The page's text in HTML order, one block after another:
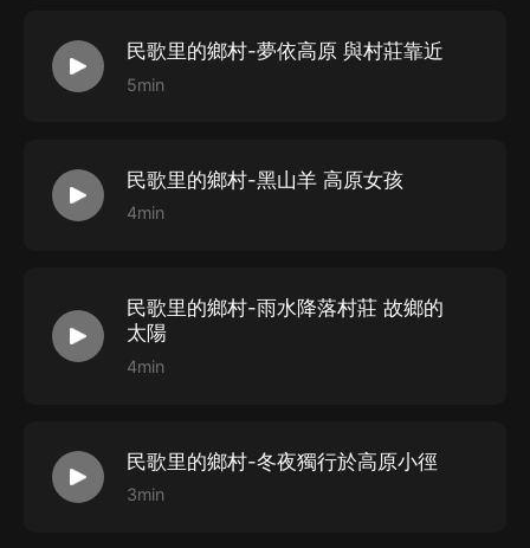
民歌里的鄉村-夢依高原 與村莊靠近
5min
民歌里的鄉村-黑山羊 高原女孩
4min
民歌里的鄉村-雨水降落村莊 故鄉的
太陽
4min
民歌里的鄉村-冬夜獨行於高原小徑
3min